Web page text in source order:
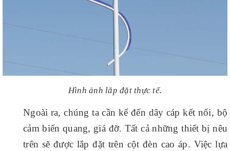
Hình ảnh lắp đặt thực tế.
Ngoài ra, chúng ta cần kể đến dây cáp kết nối, bộ
cảm biến quang, giá đỡ. Tất cả những thiết bị nêu
trên sẽ được lắp đặt trên cột đèn cao áp. Việc lựa